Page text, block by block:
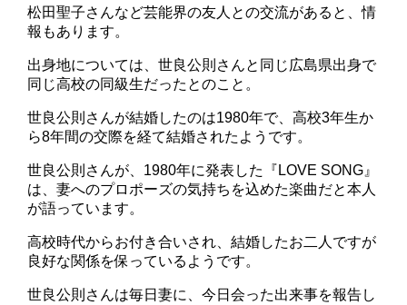
松田聖子さんなど芸能界の友人との交流があると、情
報もあります。
出身地については、世良公則さんと同じ広島県出身で
同じ高校の同級生だったとのこと。
世良公則さんが結婚したのは1980年で、高校3年生か
ら8年間の交際を経て結婚されたようです。
世良公則さんが、1980年に発表した『LOVE SONG』
は、妻へのプロポーズの気持ちを込めた楽曲だと本人
が語っています。
高校時代からお付き合いされ、結婚したお二人ですが
良好な関係を保っているようです。
世良公則さんは毎日妻に、今日会った出来事を報告し